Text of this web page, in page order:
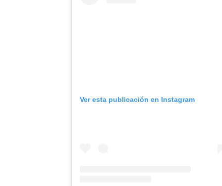
Ver esta publicación en Instagram